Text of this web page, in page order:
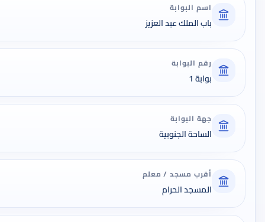
اسم البوابة
باب الملك عبد العزيز
رقم البوابة
بوابة 1
جهة البوابة
الساحة الجنوبية
أقرب مسجد / معلم
المسجد الحرام